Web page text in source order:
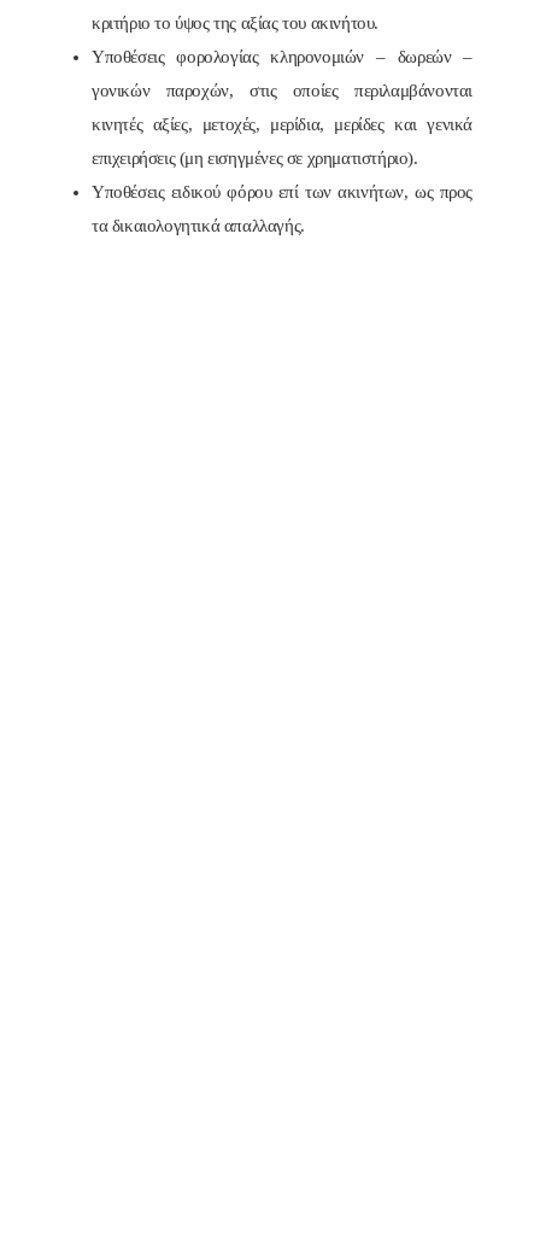
κριτήριο το ύψος της αξίας του ακινήτου.
Υποθέσεις φορολογίας κληρονομιών – δωρεών –
γονικών παροχών, στις οποίες περιλαμβάνονται
κινητές αξίες, μετοχές, μερίδια, μερίδες και γενικά
επιχειρήσεις (μη εισηγμένες σε χρηματιστήριο).
Υποθέσεις ειδικού φόρου επί των ακινήτων, ως προς
τα δικαιολογητικά απαλλαγής.